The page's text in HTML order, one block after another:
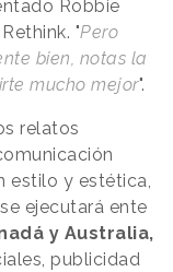
Robbie
"Pero
bien, notas la
mucho mejor".
relatos
estilo y estética,
ejecutará ente
y Australia,
publicidad